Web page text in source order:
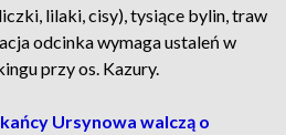
lilaki, cisy), tysiące bylin, traw
odcinka wymaga ustaleń w
przy os. Kazury.
Ursynowa walczą o